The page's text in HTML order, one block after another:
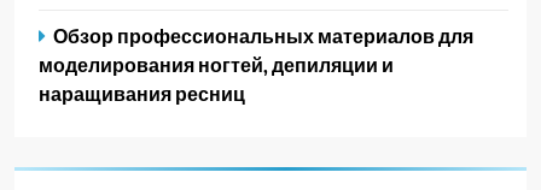
Обзор профессиональных материалов для
моделирования ногтей, депиляции и
наращивания ресниц